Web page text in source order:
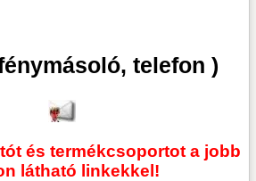
telefon )
és termékcsoportot a jobb
látható linkekkel!